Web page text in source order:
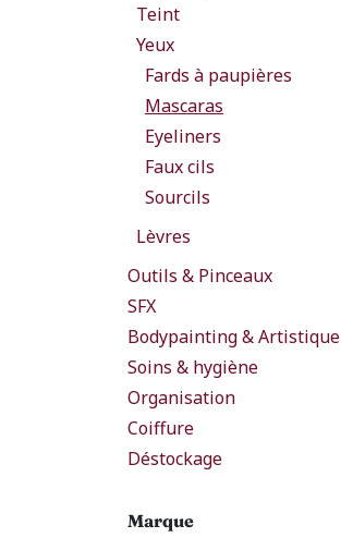
Teint
Yeux
Fards à paupières
Mascaras
Eyeliners
Faux cils
Sourcils
Lèvres
Outils & Pinceaux
SFX
Bodypainting & Artistique
Soins & hygiène
Organisation
Coiffure
Déstockage
Marque